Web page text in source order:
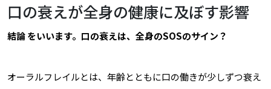
口の衰えが全身の健康に及ぼす影響
結論 をいいます。口の衰えは、全身のSOSのサイン？
オーラルフレイルとは、年齢とともに口の働きが少しずつ衰え